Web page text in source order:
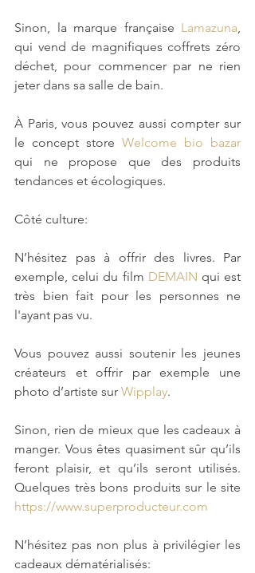
Sinon, la marque française Lamazuna,
qui vend de magnifiques coffrets zéro
déchet, pour commencer par ne rien
jeter dans sa salle de bain.
À Paris, vous pouvez aussi compter sur
le concept store
qui ne propose que des produits
tendances et écologiques.
Côté culture:
N’hésitez pas à offrir des livres. Par
exemple, celui du film DEMAIN qui est
très bien fait pour les personnes ne
l'ayant pas vu.
Vous pouvez aussi soutenir les jeunes
créateurs et offrir par exemple une
photo d’artiste sur Wipplay.
Sinon, rien de mieux que les cadeaux à
manger. Vous êtes quasiment sûr qu’ils
feront plaisir, et qu’ils seront utilisés.
https://www.superproducteur.com
N’hésitez pas non plus à privilégier les
cadeaux dématérialisés: